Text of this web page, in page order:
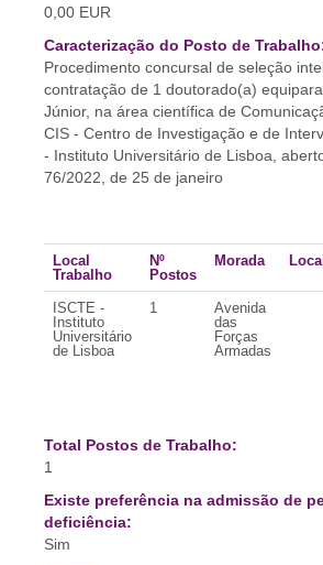
0,00 EUR
Caracterização do Posto de
Procedimento concursal de seleção
contratação de 1 doutorado(a)
Júnior, na área científica de
CIS - Centro de Investigação e de
- Instituto Universitário de Lisboa,
76/2022, de 25 de janeiro
Local
Trabalho
Nº
Postos
Morada
ISCTE -
Instituto
Universitário
de Lisboa
1
Avenida
das
Forças
Armadas
Total Postos de Trabalho:
1
Existe preferência na admissão de
deficiência:
Sim